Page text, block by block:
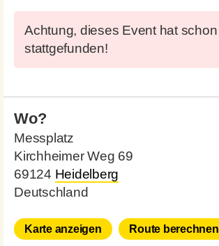
Achtung, dieses Event hat schon
stattgefunden!
Wo?
Messplatz
Kirchheimer Weg 69
69124 Heidelberg
Deutschland
Karte anzeigen Route berechnen